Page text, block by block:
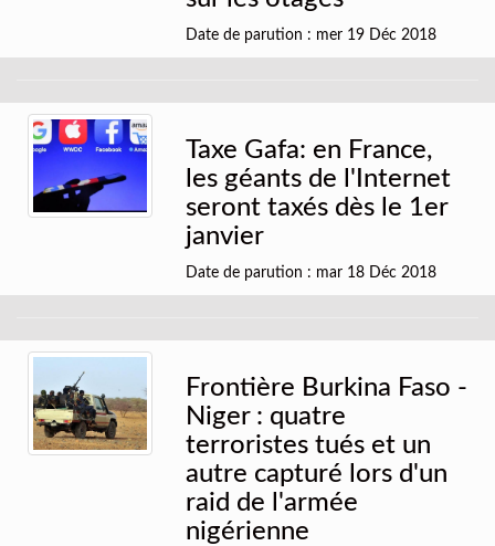
Date de parution : mer 19 Déc 2018
Taxe Gafa: en France,
les géants de l'Internet
seront taxés dès le 1er
janvier
Date de parution : mar 18 Déc 2018
Frontière Burkina Faso -
Niger : quatre
terroristes tués et un
autre capturé lors d'un
raid de l'armée
nigérienne